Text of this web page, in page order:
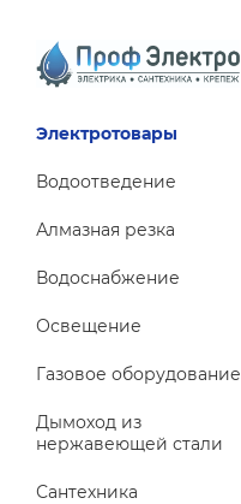
Электротовары
Водоотведение
Алмазная резка
Водоснабжение
Освещение
Газовое оборудование
Дымоход из
нержавеющей стали
Сантехника